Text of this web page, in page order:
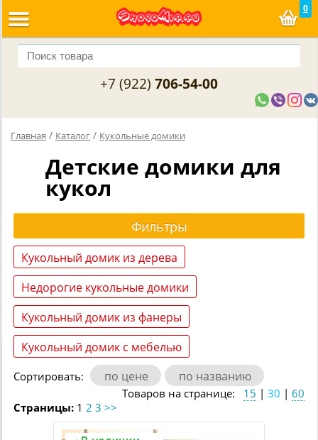
0
+7 (922) 706-54-00
Главная / Каталог / Кукольные домики
Детские домики для
кукол
Кукольный домик из дерева
Недорогие кукольные домики
Кукольный домик из фанеры
Кукольный домик с мебелью
Сортировать: по цене по названию
Товаров на странице: 15 |30 |60
Страницы: 1 2 3 >>